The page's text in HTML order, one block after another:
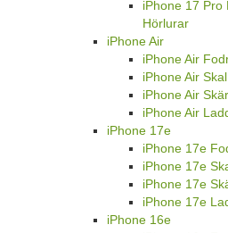
iPhone 17 Pro
Hörlurar
iPhone Air
iPhone Air
iPhone Air Skal
iPhone Air
iPhone Air
iPhone 17e
iPhone 17e
iPhone 17e
iPhone 17e
iPhone 17e
iPhone 16e